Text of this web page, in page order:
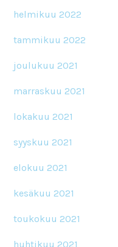
helmikuu 2022
tammikuu 2022
joulukuu 2021
marraskuu 2021
lokakuu 2021
syyskuu 2021
elokuu 2021
kesäkuu 2021
toukokuu 2021
huhtikuu 2021